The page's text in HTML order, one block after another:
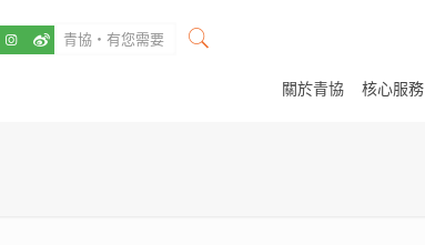
關於青協 核心服務